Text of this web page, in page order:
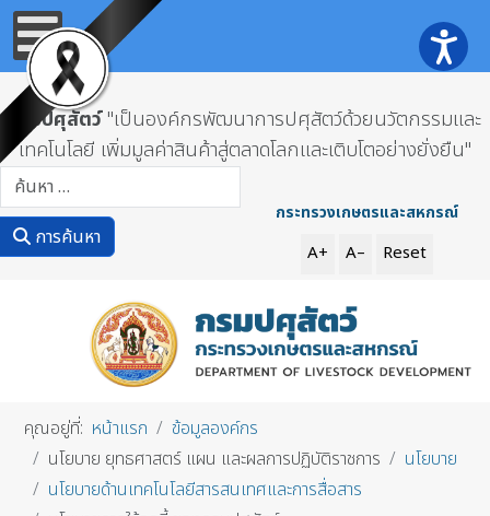
กรมปศุสัตว์"เป็นองค์กรพัฒนาการปศุสัตว์ด้วยนวัตกรรมและ
เทคโนโลยี เพิ่มมูลค่าสินค้าสู่ตลาดโลกและเติบโตอย่างยั่งยืน"
การค้นหา
กระทรวงเกษตรและสหกรณ์
A+ A– Reset
คุณอยู่ที่: หน้าแรก
ข้อมูลองค์กร
นโยบาย ยุทธศาสตร์ แผน และผลการปฏิบัติราชการ
นโยบาย
นโยบายด้านเทคโนโลยีสารสนเทศและการสื่อสาร